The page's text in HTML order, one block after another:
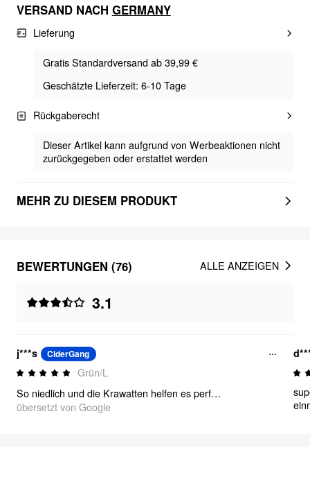
VERSAND NACH GERMANY
Lieferung
Gratis Standardversand ab 39,99 €
Geschätzte Lieferzeit: 6-10 Tage
Rückgaberecht
Dieser Artikel kann aufgrund von Werbeaktionen nicht
zurückgegeben oder erstattet werden
MEHR ZU DIESEM PRODUKT
BEWERTUNGEN (76)
3.1
ALLE ANZEIGEN
j***s CiderGang
Grün/L
So niedlich und die Krawatten helfen es perfekt passen!!! Kam ziemlich zerknittert, also habe ich es gebügelt und es sieht perfekt aus!!!
übersetzt von Google